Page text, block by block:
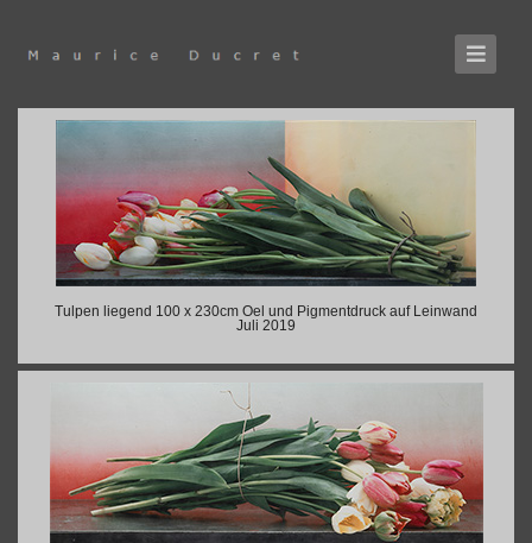
Tulpen liegend 100 x 230cm Oel und Pigmentdruck auf Leinwand
Juli 2019